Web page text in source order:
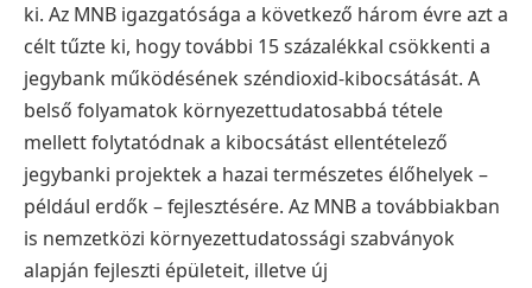
ki. Az MNB igazgatósága a következő három évre azt a
célt tűzte ki, hogy további 15 százalékkal csökkenti a
jegybank működésének széndioxid-kibocsátását. A
belső folyamatok környezettudatosabbá tétele
mellett folytatódnak a kibocsátást ellentételező
jegybanki projektek a hazai természetes élőhelyek –
például erdők – fejlesztésére. Az MNB a továbbiakban
is nemzetközi környezettudatossági szabványok
alapján fejleszti épületeit, illetve új